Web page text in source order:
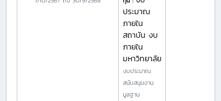
ประมาณ
ภายใน
สถาบัน งบ
ภายใน
มหาวิทยาลัย
งบประมาณ
สนับสนุนงาน
มูลฐาน